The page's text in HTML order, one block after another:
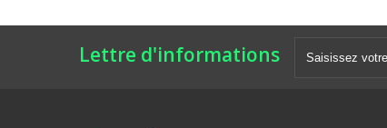
Lettre d'informations